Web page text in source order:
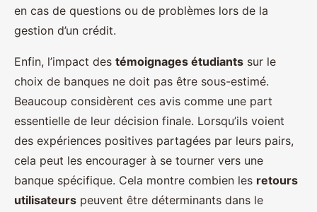
en cas de questions ou de problèmes lors de la
gestion d’un crédit.
Enfin, l’impact des témoignages étudiants sur le
choix de banques ne doit pas être sous-estimé.
Beaucoup considèrent ces avis comme une part
essentielle de leur décision finale. Lorsqu’ils voient
des expériences positives partagées par leurs pairs,
cela peut les encourager à se tourner vers une
banque spécifique. Cela montre combien les retours
utilisateurs peuvent être déterminants dans le